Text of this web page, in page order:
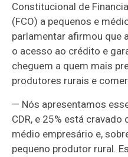
Constitucional de
(FCO) a pequenos e
parlamentar afirmou que
o acesso ao crédito e
cheguem a quem mais
produtores rurais e
— Nós apresentamos
CDR, e 25% está cravado
médio empresário e,
pequeno produtor rural.